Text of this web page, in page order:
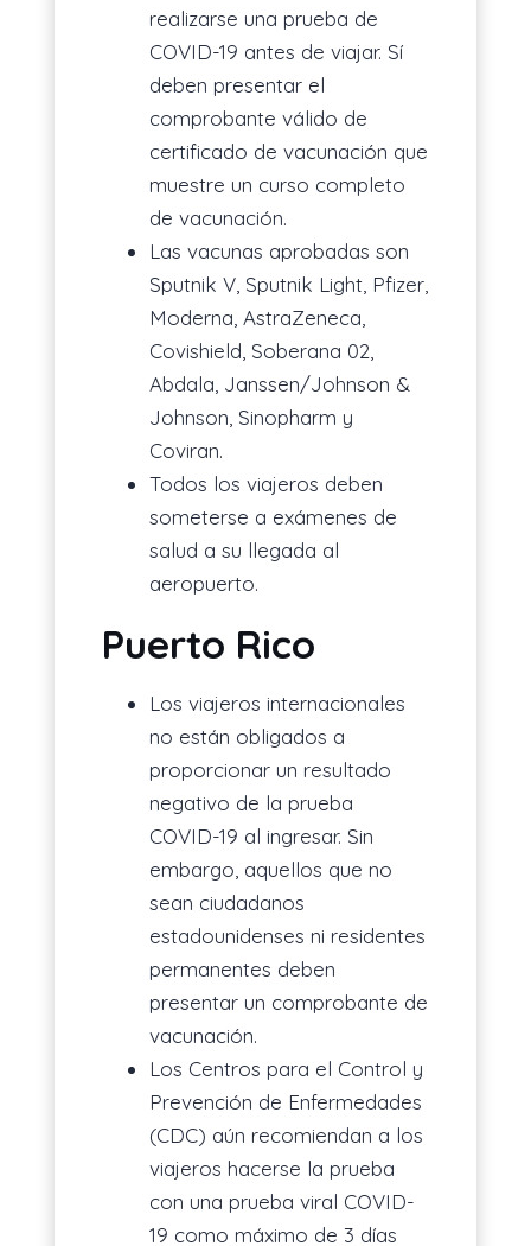
realizarse una prueba de
COVID-19 antes de viajar. Sí
deben presentar el
comprobante válido de
certificado de vacunación que
muestre un curso completo
de vacunación.
Las vacunas aprobadas son
Sputnik V, Sputnik Light, Pfizer,
Moderna, AstraZeneca,
Covishield, Soberana 02,
Abdala, Janssen/Johnson &
Johnson, Sinopharm y
Coviran.
Todos los viajeros deben
someterse a exámenes de
salud a su llegada al
aeropuerto.
Puerto Rico
Los viajeros internacionales
no están obligados a
proporcionar un resultado
negativo de la prueba
COVID-19 al ingresar. Sin
embargo, aquellos que no
sean ciudadanos
estadounidenses ni residentes
permanentes deben
presentar un comprobante de
vacunación.
Los Centros para el Control y
Prevención de Enfermedades
(CDC) aún recomiendan a los
viajeros hacerse la prueba
con una prueba viral COVID-
19 como máximo de 3 días